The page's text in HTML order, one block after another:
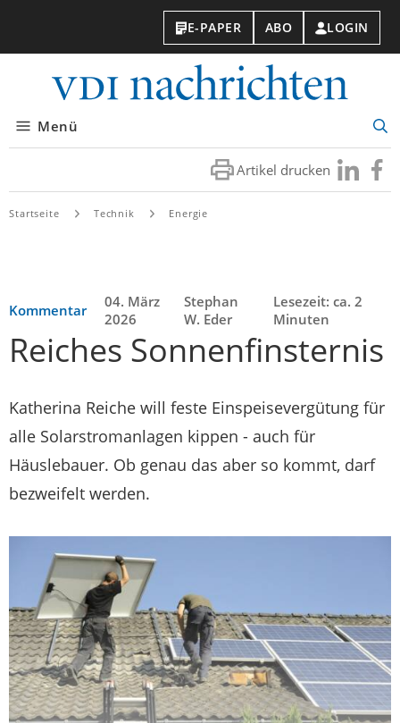
E-PAPER ABO LOGIN
Menü
Artikel drucken Besuchen
Sie
Sie
Startseite Technik Energie
Kommentar
04. März
2026
Stephan
W. Eder
Lesezeit: ca. 2
Minuten
Reiches Sonnenfinsternis
Katherina Reiche will feste Einspeisevergütung für
alle Solarstromanlagen kippen - auch für
Häuslebauer. Ob genau das aber so kommt, darf
bezweifelt werden.